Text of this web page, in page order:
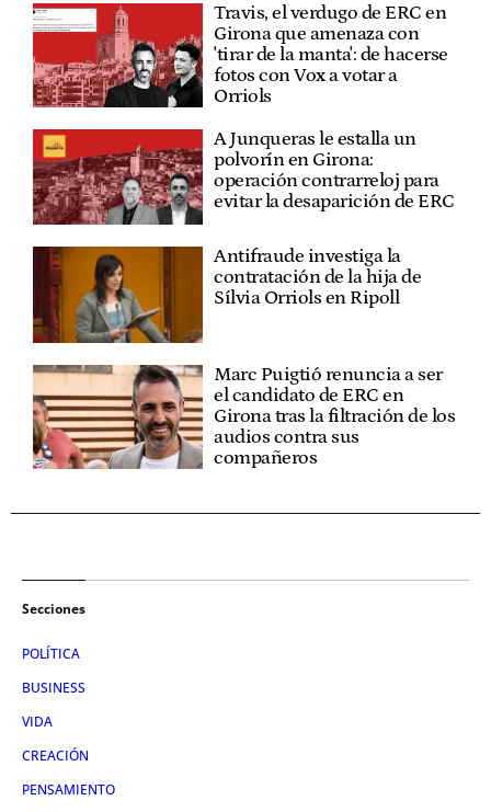
Travis, el verdugo de ERC en
Girona que amenaza con
'tirar de la manta': de hacerse
fotos con Vox a votar a
Orriols
A Junqueras le estalla un
polvorín en Girona:
operación contrarreloj para
evitar la desaparición de ERC
Antifraude investiga la
contratación de la hija de
Sílvia Orriols en Ripoll
Marc Puigtió renuncia a ser
el candidato de ERC en
Girona tras la filtración de los
audios contra sus
compañeros
Secciones
POLÍTICA
BUSINESS
VIDA
CREACIÓN
PENSAMIENTO